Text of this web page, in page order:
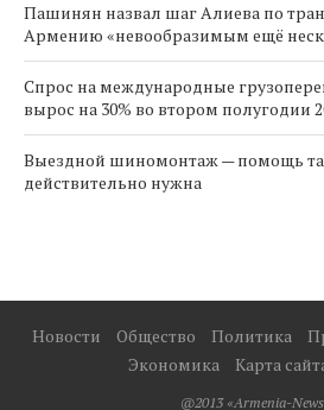
Пашинян назвал шаг Алиева по
Армению «невообразимым ещё
Спрос на международные
вырос на 30% во втором полугодии
Выездной шиномонтаж — помощь
действительно нужна
Новости Общество Политика
Экономика
Карта
@2013 «Armenia-